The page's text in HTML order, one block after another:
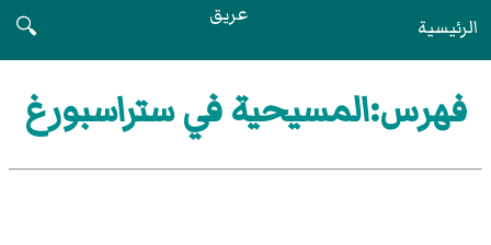
الرئيسية عريق
🔍
فهرس:المسيحية في ستراسبورغ